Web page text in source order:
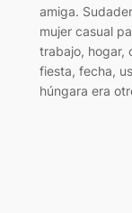
amiga.
mujer casual
trabajo, hogar,
fiesta, fecha,
húngara era